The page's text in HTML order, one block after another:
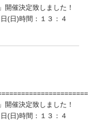
催決定致しました！
(日)時間：１３：４
催決定致しました！
(日)時間：１３：４